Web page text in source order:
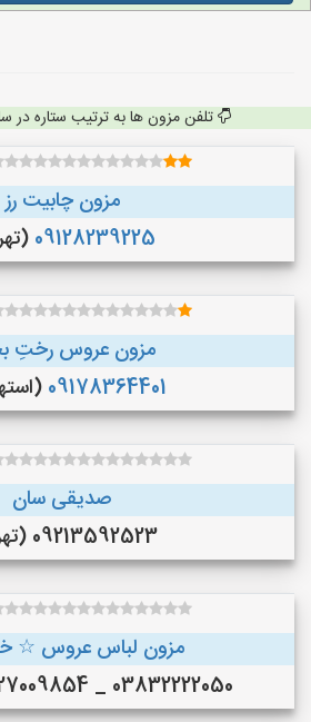
تلفن مزون ها به ترتیب ستاره در
مزون چابیت رز
09128239225
مزون عروس رختِ
09178364401
صدیقی سان
09213592523 (تهران)
مزون لباس عروس ☆
03832222050 _ 09027009854 (شهرکرد)